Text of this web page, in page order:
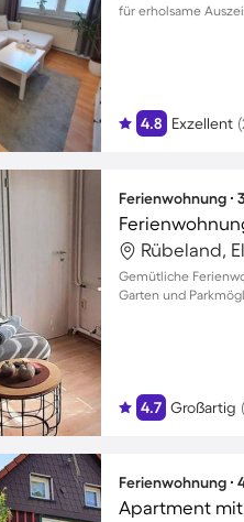
für erholsame
4.8 Exzellent
Ferienwohnung ∙
Rübeland,
Gemütliche
Garten und
4.7 Großartig
Ferienwohnung ∙
Apartment mit